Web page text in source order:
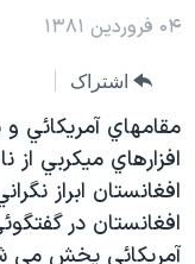
به
صفحه
جهش
به
جستجو
آمریکا
جهان
ورزشی
گزیده‌ها
ویژه برنامه‌ها
ویدیوها
جدول برنامه ها
صفحه‌های ویژه
جام جهانی ۲۰۲۶
عملیات خشم حماسی
۲۵۰سالگی آمریکا
بایگانی برنامه‌های
فرکانس‌های صدای
پخش رادیویی
یادگیری زبان
۰۴ فروردین ۱۳۸۱
اشتراک
مقامهاي آمريکائي و
افزارهاي ميکربي از
افغانستان ابراز
افغانستان در
آمريکائي پخش مي